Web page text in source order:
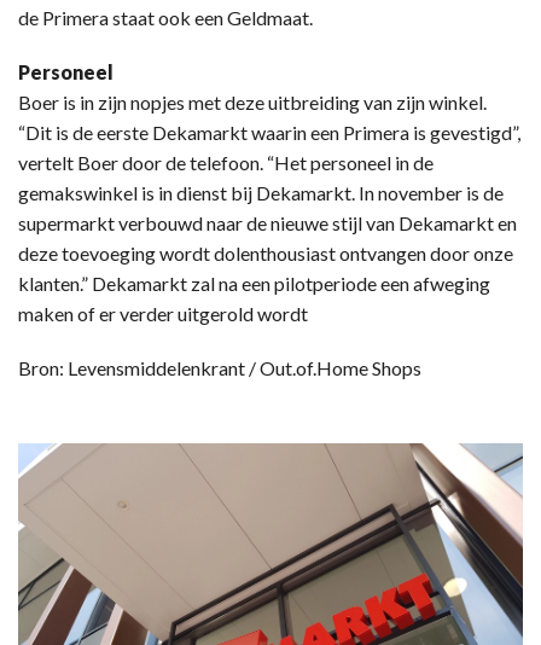
de Primera staat ook een Geldmaat.
Personeel
Boer is in zijn nopjes met deze uitbreiding van zijn winkel.
“Dit is de eerste Dekamarkt waarin een Primera is gevestigd”,
vertelt Boer door de telefoon. “Het personeel in de
gemakswinkel is in dienst bij Dekamarkt. In november is de
supermarkt verbouwd naar de nieuwe stijl van Dekamarkt en
deze toevoeging wordt dolenthousiast ontvangen door onze
klanten.” Dekamarkt zal na een pilotperiode een afweging
maken of er verder uitgerold wordt
Bron: Levensmiddelenkrant / Out.of.Home Shops